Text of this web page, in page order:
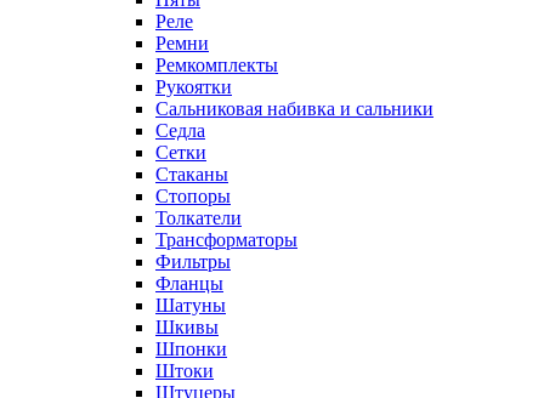
Реле
Ремни
Ремкомплекты
Рукоятки
Сальниковая набивка и сальники
Седла
Сетки
Стаканы
Стопоры
Толкатели
Трансформаторы
Фильтры
Фланцы
Шатуны
Шкивы
Шпонки
Штоки
Штуцеры